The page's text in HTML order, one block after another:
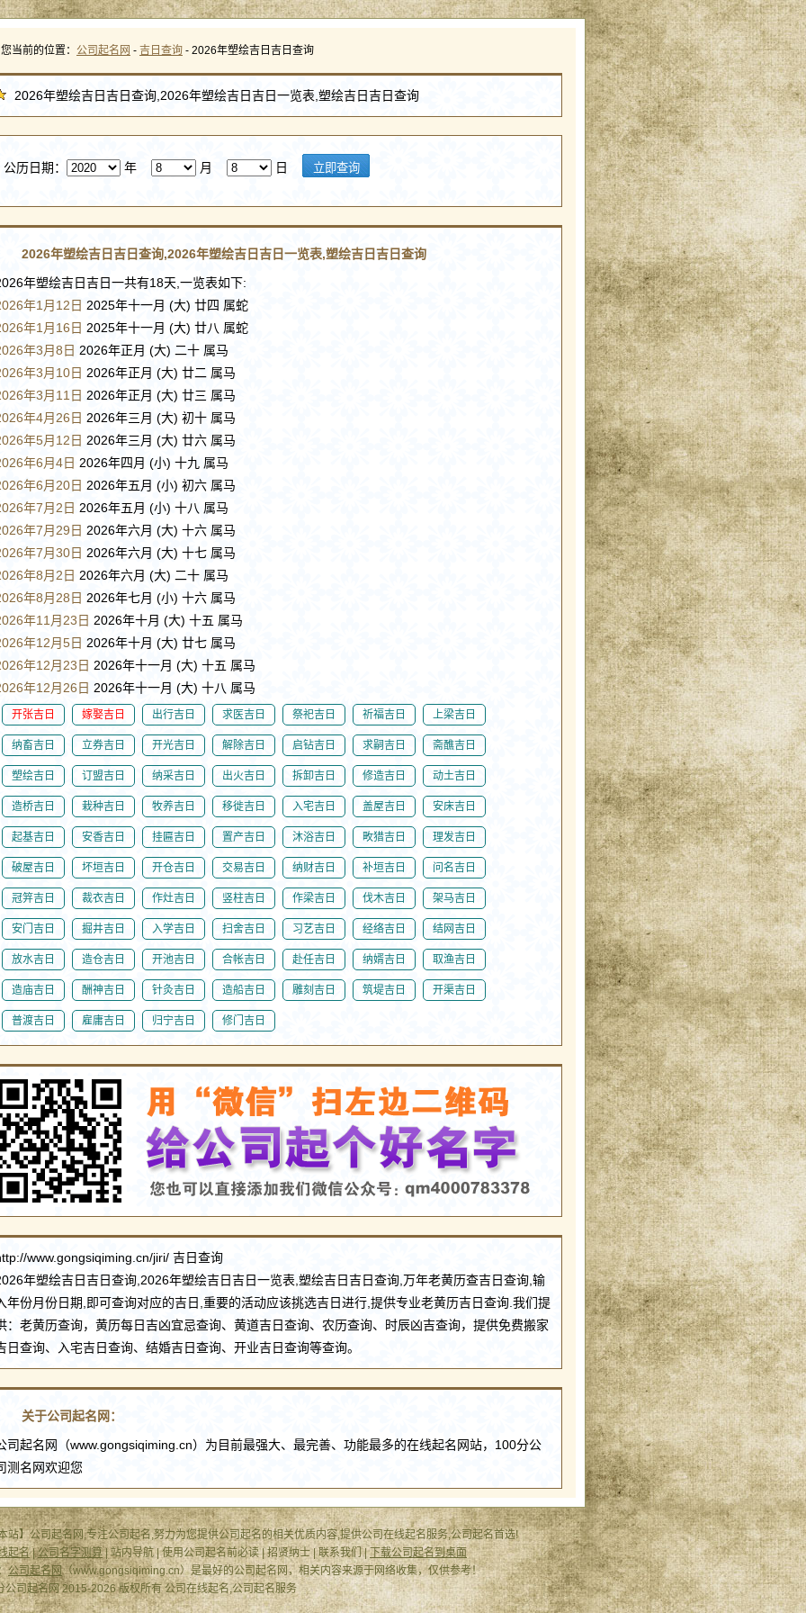
您当前的位置： 公司起名网 - 吉日查询 - 2026年塑绘吉日吉日查询
2026年塑绘吉日吉日查询,2026年塑绘吉日吉日一览表,塑绘吉日吉日查询
公历日期： 年 月 日
2026年塑绘吉日吉日查询,2026年塑绘吉日吉日一览表,塑绘吉日吉日查询
年塑绘吉日吉日一共有18天,一览表如下:
年1月12日 2025年十一月 (大) 廿四 属蛇
年1月16日 2025年十一月 (大) 廿八 属蛇
年3月8日 2026年正月 (大) 二十 属马
年3月10日 2026年正月 (大) 廿二 属马
年3月11日 2026年正月 (大) 廿三 属马
年4月26日 2026年三月 (大) 初十 属马
年5月12日 2026年三月 (大) 廿六 属马
年6月4日 2026年四月 (小) 十九 属马
年6月20日 2026年五月 (小) 初六 属马
年7月2日 2026年五月 (小) 十八 属马
年7月29日 2026年六月 (大) 十六 属马
年7月30日 2026年六月 (大) 十七 属马
年8月2日 2026年六月 (大) 二十 属马
年8月28日 2026年七月 (小) 十六 属马
年11月23日 2026年十月 (大) 十五 属马
年12月5日 2026年十月 (大) 廿七 属马
年12月23日 2026年十一月 (大) 十五 属马
年12月26日 2026年十一月 (大) 十八 属马
开张吉日 嫁娶吉日 出行吉日 求医吉日 祭祀吉日 祈福吉日 上梁吉日
纳畜吉日 立券吉日 开光吉日 解除吉日 启钻吉日 求嗣吉日 斋醮吉日
塑绘吉日 订盟吉日 纳采吉日 出火吉日 拆卸吉日 修造吉日 动土吉日
造桥吉日 栽种吉日 牧养吉日 移徙吉日 入宅吉日 盖屋吉日 安床吉日
起基吉日 安香吉日 挂匾吉日 置产吉日 沐浴吉日 畋猎吉日 理发吉日
破屋吉日 坏垣吉日 开仓吉日 交易吉日 纳财吉日 补垣吉日 问名吉日
冠笄吉日 裁衣吉日 作灶吉日 竖柱吉日 作梁吉日 伐木吉日 架马吉日
安门吉日 掘井吉日 入学吉日 扫舍吉日 习艺吉日 经络吉日 结网吉日
放水吉日 造仓吉日 开池吉日 合帐吉日 赴任吉日 纳婿吉日 取渔吉日
造庙吉日 酬神吉日 针灸吉日 造船吉日 雕刻吉日 筑堤吉日 开渠吉日
普渡吉日 雇庸吉日 归宁吉日 修门吉日
www.gongsiqiming.cn/jiri/ 吉日查询
年塑绘吉日吉日查询,2026年塑绘吉日吉日一览表,塑绘吉日吉日查询,万年老黄历查吉日查询,输
年份月份日期,即可查询对应的吉日,重要的活动应该挑选吉日进行,提供专业老黄历吉日查询.我们提
：老黄历查询，黄历每日吉凶宜忌查询、黄道吉日查询、农历查询、时辰凶吉查询，提供免费搬家
日查询、入宅吉日查询、结婚吉日查询、开业吉日查询等查询。
关于公司起名网：
司起名网（www.gongsiqiming.cn）为目前最强大、最完善、功能最多的在线起名网站，100分公
测名网欢迎您
站】公司起名网,专注公司起名,努力为您提供公司起名的相关优质内容,提供公司在线起名服务,公司起名首选!
起名|公司名字测算| 站内导航 | 使用公司起名前必读 | 招贤纳士 | 联系我们 |下载公司起名到桌面
公司起名网（www.gongsiqiming.cn）是最好的公司起名网，相关内容来源于网络收集，仅供参考！
公司起名网 2015-2026 版权所有 公司在线起名,公司起名服务